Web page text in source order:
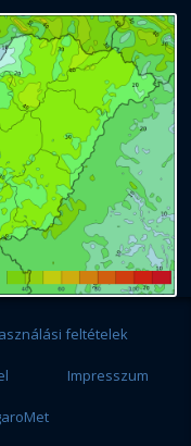
feltételek
Impresszum